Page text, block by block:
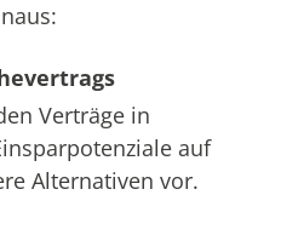
Verträge in
auf
Alternativen vor.